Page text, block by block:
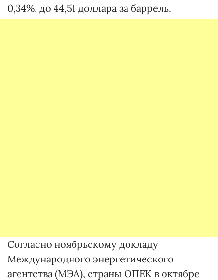
0,34%, до 44,51 доллара за баррель.
Согласно ноябрьскому докладу
Международного энергетического
агентства (МЭА), страны ОПЕК в октябре